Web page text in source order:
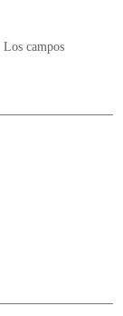
Los campos